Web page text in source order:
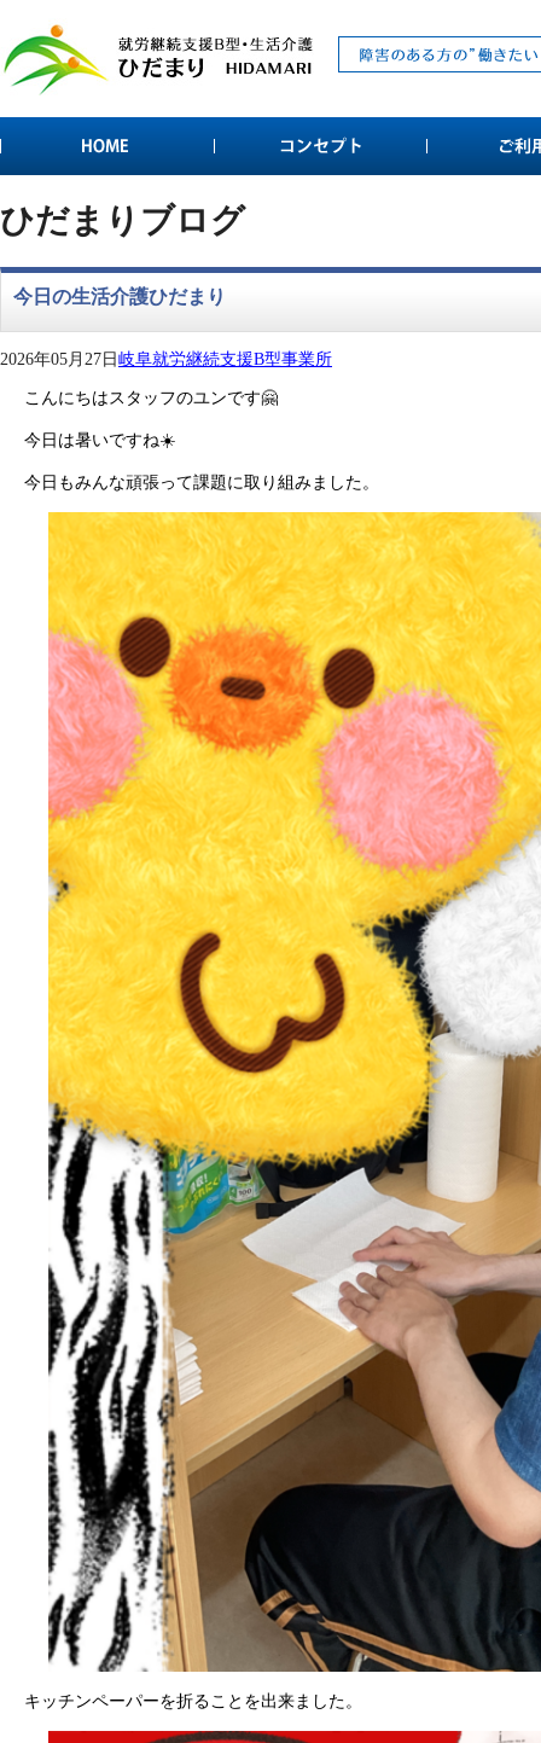
ひだまりブログ
今日の生活介護ひだまり
2026年05月27日岐阜就労継続支援B型事業所
こんにちはスタッフのユンです🤗
今日は暑いですね☀️
今日もみんな頑張って課題に取り組みました。
キッチンペーパーを折ることを出来ました。